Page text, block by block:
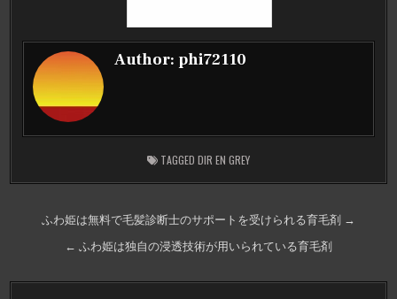
Author: phi72110
TAGGED DIR EN GREY
ふわ姫は無料で毛髪診断士のサポートを受けられる育毛剤 →
← ふわ姫は独自の浸透技術が用いられている育毛剤